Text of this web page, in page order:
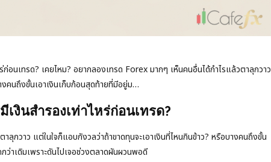
อนเทรด? เคยไหม? อยากลองเทรด Forex มากๆ เห็นคนอื่นได้กำไรแล้วตาลุกวาว
งคนถึงขั้นเอาเงินเก็บก้อนสุดท้ายที่มีอยู่ม…
งินสำรองเท่าไหร่ก่อนเทรด?
กวาว แต่ในใจก็แอบกังวลว่าถ้าขาดทุนจะเอาเงินที่ไหนกินข้าว? หรือบางคนถึงขั้น
าเดิมเพราะดันไปเจอช่วงตลาดผันผวนพอดี